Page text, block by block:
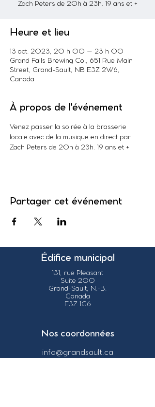
Zach Peters de 20h à 23h. 19 ans et +
Heure et lieu
13 oct. 2023, 20 h 00 – 23 h 00
Grand Falls Brewing Co., 651 Rue Main
Street, Grand-Sault, NB E3Z 2W6,
Canada
À propos de l'événement
Venez passer la soirée à la brasserie
locale avec de la musique en direct par
Zach Peters de 20h à 23h. 19 ans et +
Partager cet événement
Édifice municipal
131, rue Pleasant
Suite 200
Grand-Sault, N.-B.
Canada
E3Z 1G6
Nos coordonnées
info@grandsault.ca